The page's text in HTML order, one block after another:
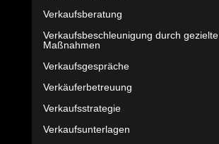
Verkaufsberatung
Verkaufsbeschleunigung durch gezielte
Maßnahmen
Verkaufsgespräche
Verkäuferbetreuung
Verkaufsstrategie
Verkaufsunterlagen